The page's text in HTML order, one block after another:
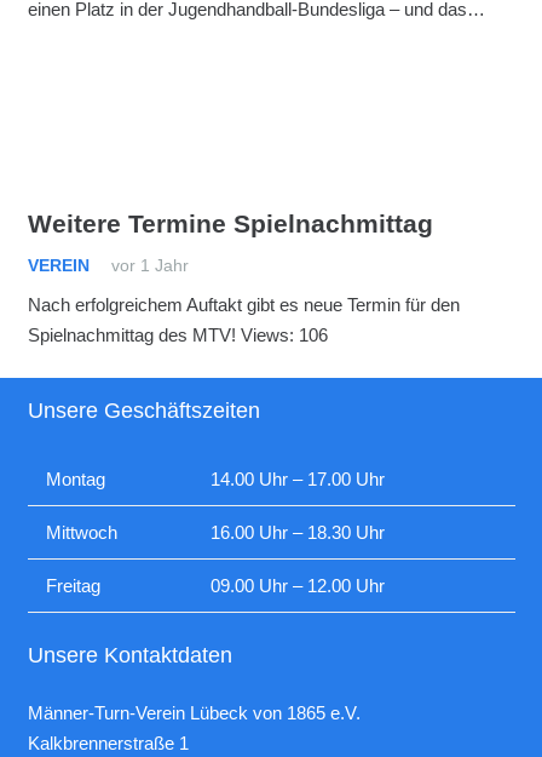
einen Platz in der Jugendhandball-Bundesliga – und das…
Weitere Termine Spielnachmittag
VEREIN vor 1 Jahr
Nach erfolgreichem Auftakt gibt es neue Termin für den
Spielnachmittag des MTV! Views: 106
Unsere Geschäftszeiten
Montag 14.00 Uhr – 17.00 Uhr
Mittwoch 16.00 Uhr – 18.30 Uhr
Freitag 09.00 Uhr – 12.00 Uhr
Unsere Kontaktdaten
Männer-Turn-Verein Lübeck von 1865 e.V.
Kalkbrennerstraße 1